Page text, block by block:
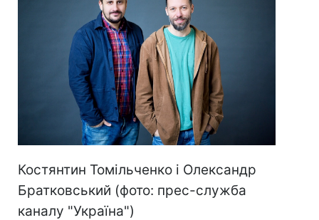
Костянтин Томільченко і Олександр
Братковський (фото: прес-служба
каналу "Україна")